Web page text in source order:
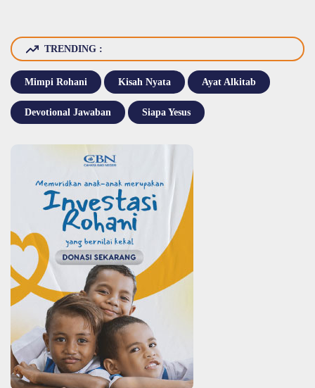
TRENDING :
Mimpi Rohani Kisah Nyata Ayat Alkitab
Devotional Jawaban Siapa Yesus